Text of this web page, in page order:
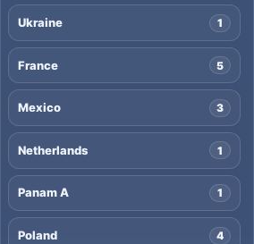
Ukraine 1
France 5
Mexico 3
Netherlands 1
Panam A 1
Poland 4